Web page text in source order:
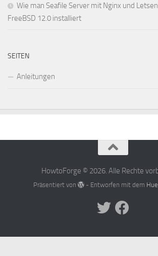
Wie man Seafile Server mit Nginx und
FreeBSD 12.0 installiert
SEITEN
Anleitungen
HowtoForge © 2026. Alle Rechte
Präsentiert von - Entworfen mit dem